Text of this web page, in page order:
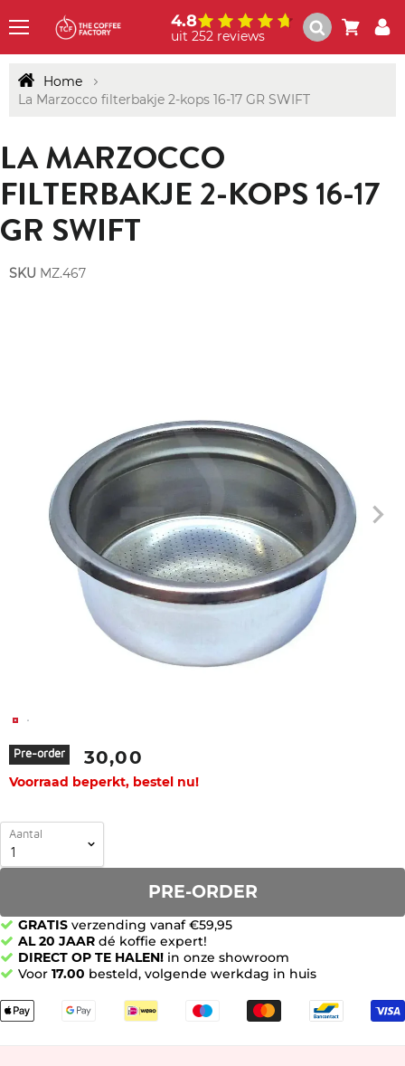
4.8
uit 252 reviews
Home
La Marzocco filterbakje 2-kops 16-17 GR SWIFT
LA MARZOCCO
FILTERBAKJE 2-KOPS 16-17
GR SWIFT
SKU MZ.467
Pre-order 30,00
Voorraad beperkt, bestel nu!
Aantal
PRE-ORDER
GRATIS verzending vanaf €59,95
AL 20 JAAR dé koffie expert!
DIRECT OP TE HALEN! in onze showroom
Voor 17.00 besteld, volgende werkdag in huis